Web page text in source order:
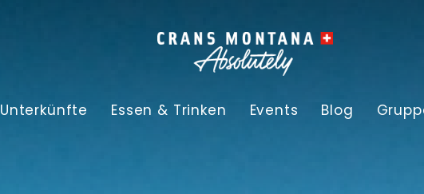
Unterkünfte Essen & Trinken Events Blog